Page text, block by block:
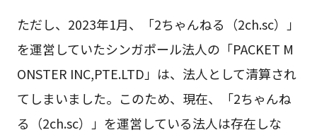
ただし、2023年1月、「2ちゃんねる（2ch.sc）」
を運営していたシンガポール法人の「PACKET M
ONSTER INC,PTE.LTD」は、法人として清算され
てしまいました。このため、現在、「2ちゃんね
る（2ch.sc）」を運営している法人は存在しな